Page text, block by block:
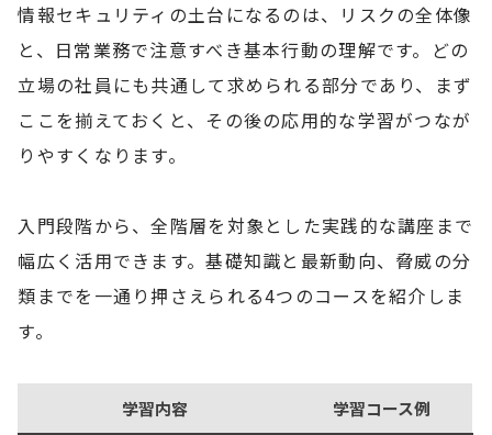
情報セキュリティの土台になるのは、リスクの全体像
と、日常業務で注意すべき基本行動の理解です。どの
立場の社員にも共通して求められる部分であり、まず
ここを揃えておくと、その後の応用的な学習がつなが
りやすくなります。
入門段階から、全階層を対象とした実践的な講座まで
幅広く活用できます。基礎知識と最新動向、脅威の分
類までを一通り押さえられる4つのコースを紹介しま
す。
学習内容 学習コース例